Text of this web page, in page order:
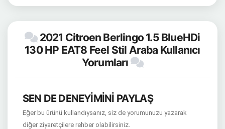
2021 Citroen Berlingo 1.5 BlueHDi
130 HP EAT8 Feel Stil Araba Kullanıcı
Yorumları
SEN DE DENEYİMİNİ PAYLAŞ
Eğer bu ürünü kullandıysanız, siz de yorumunuzu yazarak
diğer ziyaretçilere rehber olabilirsiniz.